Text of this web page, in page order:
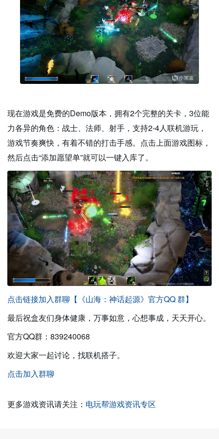
现在游戏是免费的Demo版本，拥有2个完整的关卡，3位能
力各异的角色：战士、法师、射手，支持2-4人联机游玩，
游戏节奏爽快，有着不错的打击手感。点击上面游戏图标，
然后点击“添加愿望单”就可以一键入库了。
点击链接加入群聊【《山海：神话起源》官方QQ 群】
最后祝盒友们身体健康，万事如意，心想事成，天天开心。
官方QQ群：839240068
欢迎大家一起讨论，找联机搭子。
点击加入群聊
更多游戏资讯请关注： 电玩帮游戏资讯专区